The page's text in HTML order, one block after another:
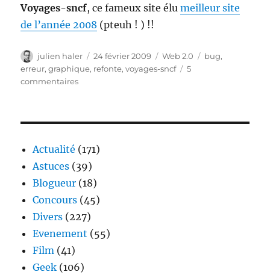
Voyages-sncf, ce fameux site élumeilleur site
de l’année 2008 (pteuh ! ) !!
Auteur
julien haler
Publié
le
24 février 2009 Catégories
Web 2.0 Étiquettes
bug,
erreur,graphique, refonte,voyages-sncf
5
commentairessur
graphique
et
bugs
Actualité (171)
Astuces (39)
Blogueur (18)
Concours (45)
Divers (227)
Evenement (55)
Film (41)
Geek (106)